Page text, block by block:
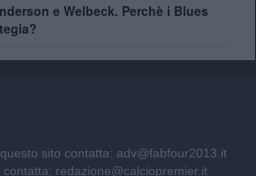
e Welbeck. Perchè i Blues
sito contatta: adv@fabfour2013.it
contatta: redazione@calciopremier.it